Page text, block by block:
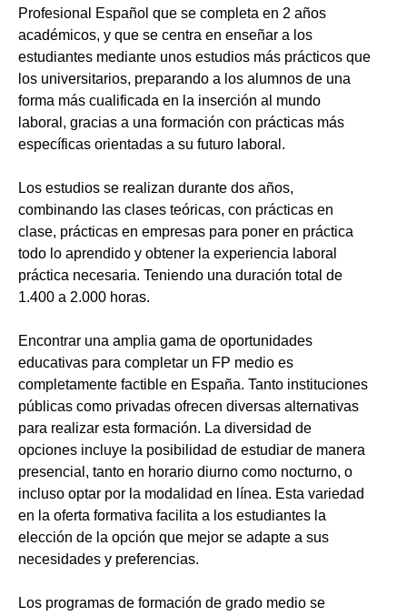
Profesional Español que se completa en 2 años
académicos, y que se centra en enseñar a los
estudiantes mediante unos estudios más prácticos que
los universitarios, preparando a los alumnos de una
forma más cualificada en la inserción al mundo
laboral, gracias a una formación con prácticas más
específicas orientadas a su futuro laboral.
Los estudios se realizan durante dos años,
combinando las clases teóricas, con prácticas en
clase, prácticas en empresas para poner en práctica
todo lo aprendido y obtener la experiencia laboral
práctica necesaria. Teniendo una duración total de
1.400 a 2.000 horas.
Encontrar una amplia gama de oportunidades
educativas para completar un FP medio es
completamente factible en España. Tanto instituciones
públicas como privadas ofrecen diversas alternativas
para realizar esta formación. La diversidad de
opciones incluye la posibilidad de estudiar de manera
presencial, tanto en horario diurno como nocturno, o
incluso optar por la modalidad en línea. Esta variedad
en la oferta formativa facilita a los estudiantes la
elección de la opción que mejor se adapte a sus
necesidades y preferencias.
Los programas de formación de grado medio se